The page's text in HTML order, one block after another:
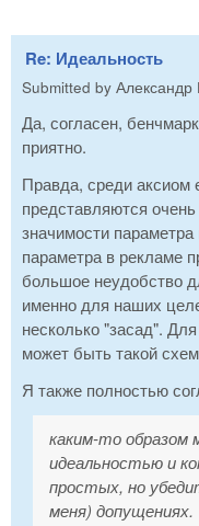
Re: Идеальность
Submitted by Александр
Да, согласен,
приятно.
Правда, среди аксиом
представляются
значимости
параметра в рекламе
большое неудобство
именно для наших
несколько "засад".
может быть такой
Я также полностью
каким-то образом
идеальностью и
простых, но
меня) допущениях.